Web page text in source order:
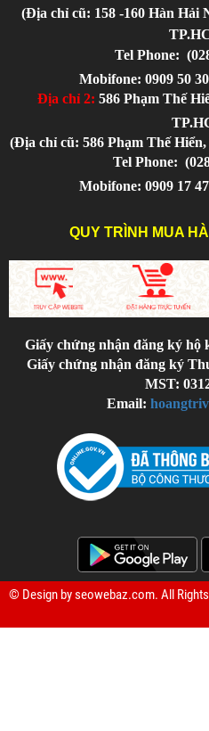
(Địa chỉ cũ: 158 -160 Hàn Hải
Tel Phone:
Mobifone: 0909 50
Địa chỉ 2: 586 Phạm Thế
(Địa chỉ cũ: 586 Phạm Thế
Tel Phone:
Mobifone: 0909 17
QUY TRÌNH MUA
Giấy chứng nhận đăng ký hộ
Giấy chứng nhận đăng ký
MST:
Email:
© Design byseowebaz.com. All